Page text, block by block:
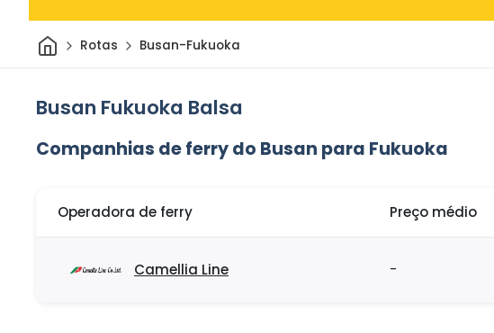
CasaRotas Busan-Fukuoka
Busan Fukuoka Balsa
Companhias de ferry do Busan para Fukuoka
Operadora de ferry Preço médio
Camellia Line -